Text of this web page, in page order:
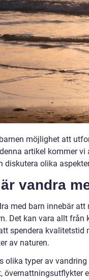
möjlighet att
artikel kommer
diskutera olika
vandra
med barn innebär
Det kan vara allt från
spendera
av naturen.
olika typer av
övernattningsutflykter